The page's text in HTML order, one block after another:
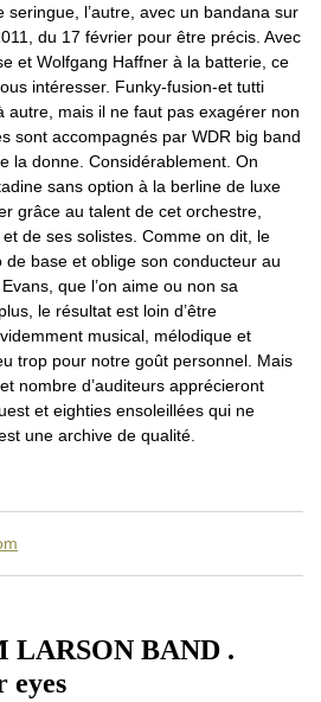
seringue, l’autre, avec un bandana sur
du 17 février pour être précis. Avec
et Wolfgang Haffner à la batterie, ce
intéresser. Funky-fusion-et tutti
autre, mais il ne faut pas exagérer non
sont accompagnés par WDR big band
la donne. Considérablement. On
sans option à la berline de luxe
grâce au talent de cet orchestre,
de ses solistes. Comme on dit, le
de base et oblige son conducteur au
que l’on aime ou non sa
le résultat est loin d’être
musical, mélodique et
trop pour notre goût personnel. Mais
nombre d’auditeurs apprécieront
et eighties ensoleillées qui ne
une archive de qualité.
LARSON BAND .
eyes